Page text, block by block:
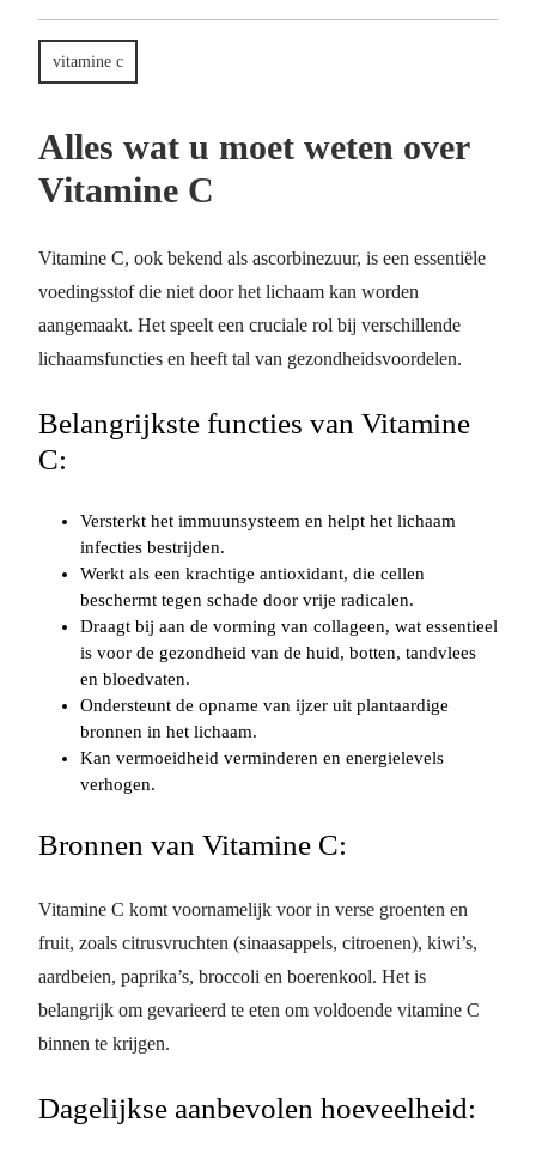
vitamine c
Alles wat u moet weten over
Vitamine C
Vitamine C, ook bekend als ascorbinezuur, is een essentiële
voedingsstof die niet door het lichaam kan worden
aangemaakt. Het speelt een cruciale rol bij verschillende
lichaamsfuncties en heeft tal van gezondheidsvoordelen.
Belangrijkste functies van Vitamine
C:
Versterkt het immuunsysteem en helpt het lichaam
infecties bestrijden.
Werkt als een krachtige antioxidant, die cellen
beschermt tegen schade door vrije radicalen.
Draagt bij aan de vorming van collageen, wat essentieel
is voor de gezondheid van de huid, botten, tandvlees
en bloedvaten.
Ondersteunt de opname van ijzer uit plantaardige
bronnen in het lichaam.
Kan vermoeidheid verminderen en energielevels
verhogen.
Bronnen van Vitamine C:
Vitamine C komt voornamelijk voor in verse groenten en
fruit, zoals citrusvruchten (sinaasappels, citroenen), kiwi’s,
aardbeien, paprika’s, broccoli en boerenkool. Het is
belangrijk om gevarieerd te eten om voldoende vitamine C
binnen te krijgen.
Dagelijkse aanbevolen hoeveelheid: